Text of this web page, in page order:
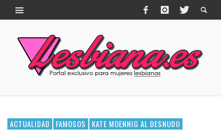
ACTUALIDAD FAMOSOS KATE MOENNIG AL DESNUDO